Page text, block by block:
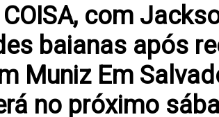
com
baianas após
Muniz Em
no próximo